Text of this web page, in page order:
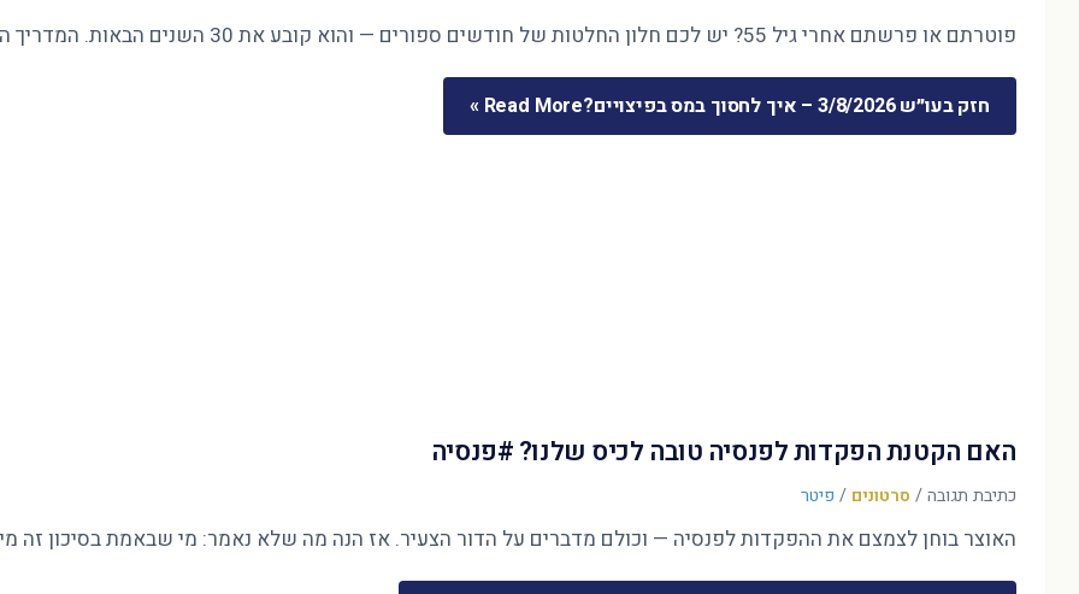
פוטרתם או פרשתם אחרי גיל 55? יש לכם חלון החלטות של חודשים ספורים — והוא קובע את 30 השנים הבאות. המדריך המלא לכסף שמשתחרר …
חזק בעו״ש 3/8/2026 – איך לחסוך במס בפיצויים? Read More »
האם הקטנת הפקדות לפנסיה טובה לכיס שלנו? #פנסיה
כתיבת תגובה/ סרטונים / פיטר
האוצר בוחן לצמצם את ההפקדות לפנסיה — וכולם מדברים על הדור הצעיר. אז הנה מה שלא נאמר: מי שבאמת בסיכון זה מי שנשארו לו